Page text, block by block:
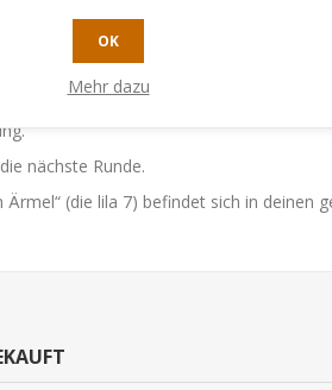
Teamplayer wollen zusammen
zusammen. Als Rebel ist es dein
nächste Runde.
(die lila 7) befindet sich in deinen
OK
Mehr dazu